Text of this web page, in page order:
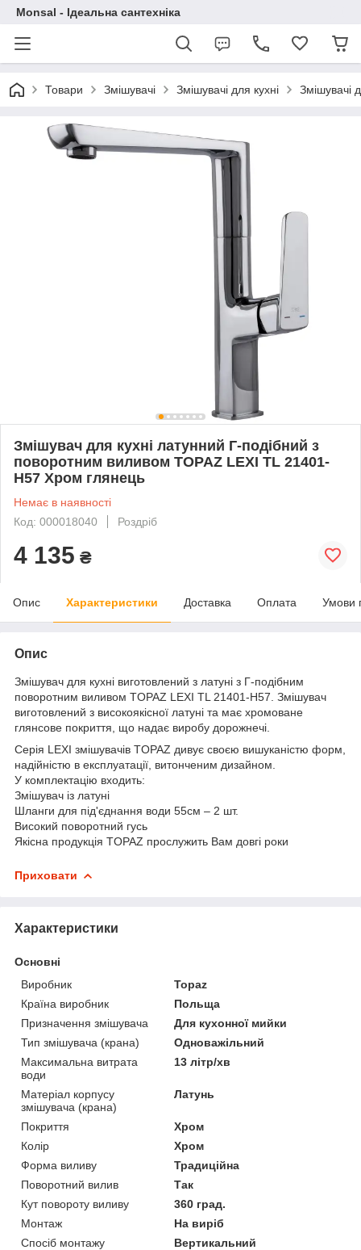
Monsal - Ідеальна сантехніка
Товари Змішувачі Змішувачі для кухні Змішувачі
Змішувач для кухні латунний Г-подібний з
поворотним виливом TOPAZ LEXI TL 21401-
H57 Хром глянець
Немає в наявності
Код: 000018040
Роздріб
4 135 ₴
Опис Характеристики Доставка Оплата Умови
Опис
Змішувач для кухні виготовлений з латуні з Г-подібним
поворотним виливом TOPAZ LEXI TL 21401-H57. Змішувач
виготовлений з високоякісної латуні та має хромоване
глянсове покриття, що надає виробу дорожнечі.
Серія LEXI змішувачів TOPAZ дивує своєю вишуканістю форм,
надійністю в експлуатації, витонченим дизайном.
У комплектацію входить:
Змішувач із латуні
Шланги для під'єднання води 55см – 2 шт.
Високий поворотний гусь
Якісна продукція TOPAZ прослужить Вам довгі роки
Приховати
Характеристики
Основні
Виробник
Topaz
Країна виробник
Польща
Призначення змішувача
Для кухонної мийки
Тип змішувача (крана)
Одноважільний
Максимальна витрата
води
13 літр/хв
Матеріал корпусу
змішувача (крана)
Латунь
Покриття
Хром
Колір
Хром
Форма виливу
Традиційна
Поворотний вилив
Так
Кут повороту виливу
360 град.
Монтаж
На виріб
Спосіб монтажу
Вертикальний